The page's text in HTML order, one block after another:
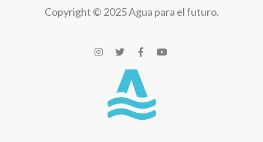
Copyright © 2025 Agua para el futuro.